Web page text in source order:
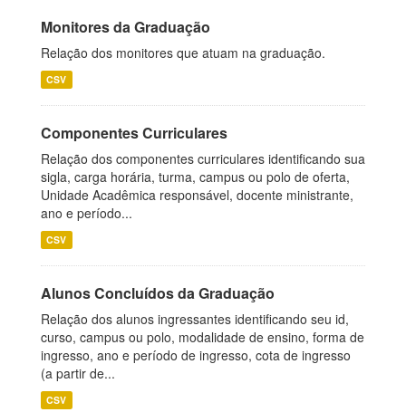
Monitores da Graduação
Relação dos monitores que atuam na graduação.
CSV
Componentes Curriculares
Relação dos componentes curriculares identificando sua
sigla, carga horária, turma, campus ou polo de oferta,
Unidade Acadêmica responsável, docente ministrante,
ano e período...
CSV
Alunos Concluídos da Graduação
Relação dos alunos ingressantes identificando seu id,
curso, campus ou polo, modalidade de ensino, forma de
ingresso, ano e período de ingresso, cota de ingresso
(a partir de...
CSV